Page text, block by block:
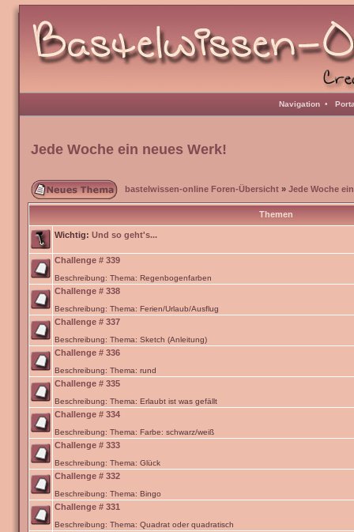
Navigation •
Jede Woche ein neues Werk!
bastelwissen-online Foren-Übersicht » Jede Woche
Themen
Wichtig: Und so geht's...
Challenge # 339
Beschreibung: Thema: Regenbogenfarben
Challenge # 338
Beschreibung: Thema: Ferien/Urlaub/Ausflug
Challenge # 337
Beschreibung: Thema: Sketch (Anleitung)
Challenge # 336
Beschreibung: Thema: rund
Challenge # 335
Beschreibung: Thema: Erlaubt ist was gefällt
Challenge # 334
Beschreibung: Thema: Farbe: schwarz/weiß
Challenge # 333
Beschreibung: Thema: Glück
Challenge # 332
Beschreibung: Thema: Bingo
Challenge # 331
Beschreibung: Thema: Quadrat oder quadratisch